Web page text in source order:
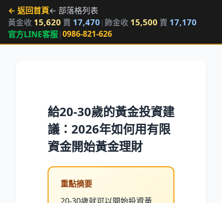
← 返回首頁← 部落格列表
黃金收 15,620 賣 17,470 |飾金收 15,500 賣 17,170
官方LINE客服|0986-821-626
給20-30歲的黃金投資建
議：2026年如何用有限
資金開始黃金理財
重點摘要